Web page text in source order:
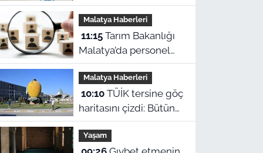
değişiklik! Malatya'da
mirasçılar ne yapacak?
Malatya Haberleri
11:15Tarım Bakanlığı
Malatya’da personel
alıyor: Başvurularda
son gün bugün!
Malatya Haberleri
10:10TÜİK tersine göç
haritasını çizdi: Bütün
Malatyalılar kütüğüne
dönse Doğu’nun
Yaşam